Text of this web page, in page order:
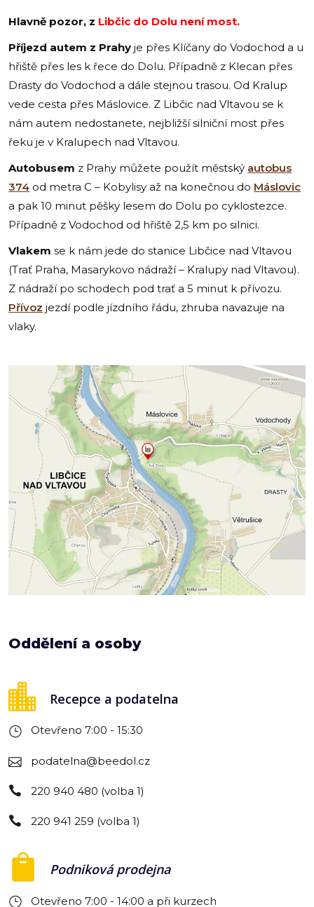
Hlavně pozor, z Libčic do Dolu není most.
Příjezd autem z Prahyje přes Klíčany do Vodochod a u
hřiště přes les k řece do Dolu. Případně z Klecan přes
Drasty do Vodochod a dále stejnou trasou. Od Kralup
vede cesta přes Máslovice. Z Libčic nad Vltavou se k
nám autem nedostanete, nejbližší silniční most přes
řeku je v Kralupech nad Vltavou.
Autobusem z Prahy můžete použít městský autobus
374 od metra C – Kobylisy až na konečnou do Máslovic
a pak 10 minut pěšky lesem do Dolu po cyklostezce.
Případně z Vodochod od hřiště 2,5 km po silnici.
Vlakem se k nám jede do stanice Libčice nad Vltavou
(Trať Praha, Masarykovo nádraží – Kralupy nad Vltavou).
Z nádraží po schodech pod trať a 5 minut k přívozu.
Přívoz jezdí podle jízdního řádu, zhruba navazuje na
vlaky.
Oddělení a osoby
Recepce a podatelna
Otevřeno 7:00 - 15:30
podatelna@beedol.cz
220 940 480 (volba 1)
220 941 259 (volba 1)
Podniková prodejna
Otevřeno 7:00 - 14:00 a při kurzech